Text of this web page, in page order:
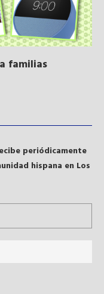
familias
periódicamente
hispana en Los